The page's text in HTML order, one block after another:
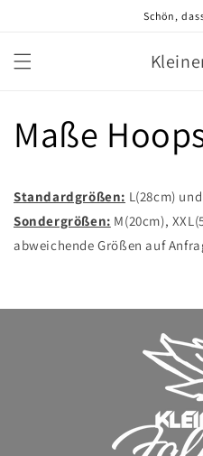
Schön,
Maße
Standardgrößen: L(28cm)
Sondergrößen: M(20cm),
abweichende Größen auf